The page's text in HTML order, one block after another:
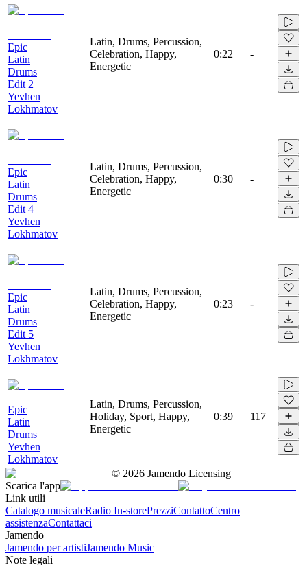
Epic
Latin
Drums
Edit 2
Yevhen
Lokhmatov
Latin, Drums, Percussion,
Celebration, Happy,
Energetic
0:22 -
Epic
Latin
Drums
Edit 4
Yevhen
Lokhmatov
Latin, Drums, Percussion,
Celebration, Happy,
Energetic
0:30 -
Epic
Latin
Drums
Edit 5
Yevhen
Lokhmatov
Latin, Drums, Percussion,
Celebration, Happy,
Energetic
0:23 -
Epic
Latin
Drums
Yevhen
Lokhmatov
Latin, Drums, Percussion,
Holiday, Sport, Happy,
Energetic
0:39 117
© 2026 Jamendo Licensing
Scarica l'app
Link utili
Catalogo musicaleRadio In-storePrezziContattoCentro
assistenzaContattaci
Jamendo
Jamendo per artistiJamendo Music
Note legali